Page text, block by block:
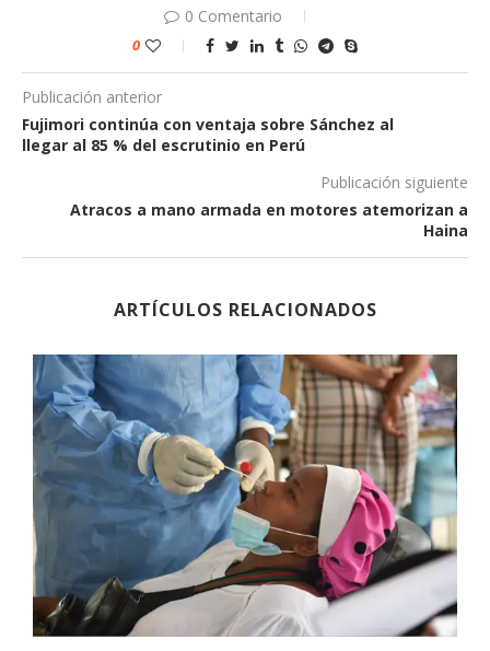
0 Comentario
0
Publicación anterior
Fujimori continúa con ventaja sobre Sánchez al
llegar al 85 % del escrutinio en Perú
Publicación siguiente
Atracos a mano armada en motores atemorizan a
Haina
ARTÍCULOS RELACIONADOS